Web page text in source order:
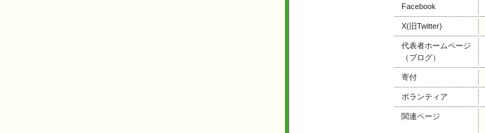
Facebook
X(旧Twitter)
代表者ホームページ
（ブログ）
寄付
ボランティア
関連ページ